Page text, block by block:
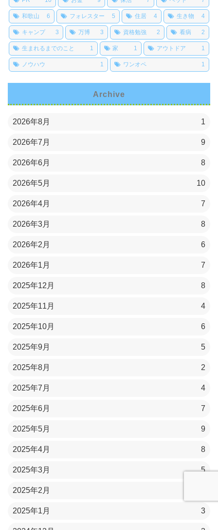
和歌山 6 フォレスター 5 住居 4 生き物 4
キャンプ 3 万博 3 資格勉強 2 看病 2
生まれるまでのこと 1 家 1 アウトドア 1
ノウハウ 1 ワンオペ 1
Archive
2026年8月 1
2026年7月 9
2026年6月 8
2026年5月 10
2026年4月 7
2026年3月 8
2026年2月 6
2026年1月 7
2025年12月 8
2025年11月 4
2025年10月 6
2025年9月 5
2025年8月 2
2025年7月 4
2025年6月 7
2025年5月 9
2025年4月 8
2025年3月 5
2025年2月
2025年1月 3